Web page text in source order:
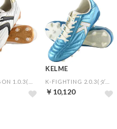
KELME
￥10,120